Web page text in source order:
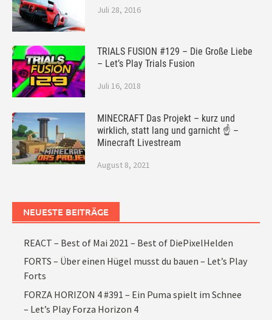
Juli 28, 2016
TRIALS FUSION #129 – Die Große Liebe
– Let’s Play Trials Fusion
Juli 16, 2018
MINECRAFT Das Projekt – kurz und
wirklich, statt lang und garnicht ☝ –
Minecraft Livestream
August 8, 2021
NEUESTE BEITRÄGE
REACT – Best of Mai 2021 – Best of DiePixelHelden
FORTS – Über einen Hügel musst du bauen – Let’s Play
Forts
FORZA HORIZON 4 #391 – Ein Puma spielt im Schnee
– Let’s Play Forza Horizon 4